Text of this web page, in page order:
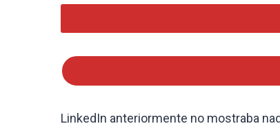
LinkedIn anteriormente no mostraba